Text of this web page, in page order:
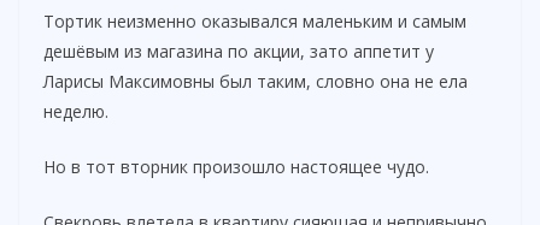
Тортик неизменно оказывался маленьким и самым
дешёвым из магазина по акции, зато аппетит у
Ларисы Максимовны был таким, словно она не ела
неделю.
Но в тот вторник произошло настоящее чудо.